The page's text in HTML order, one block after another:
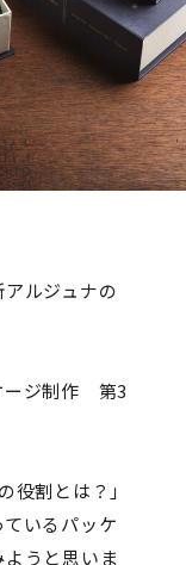
ルジュナの
ージ制作 第3
役割とは？」
いるパッケ
うと思いま